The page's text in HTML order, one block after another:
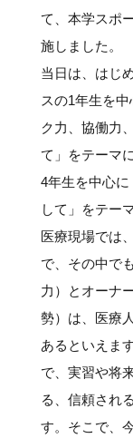
お問い合
プライバ
帝京大学
Tags
#クラブレポート
#イベントレポー
#スポーツ局か
#メディア情報#
て、本学スポ
施しました。
当日は、はじ
スの1年生を
ク力、協働力
て」をテーマ
4年生を中心
して」をテー
医療現場では
で、その中で
力）とオーナ
勢）は、医療
あるといえま
で、実習や将
る、信頼され
す。そこで、